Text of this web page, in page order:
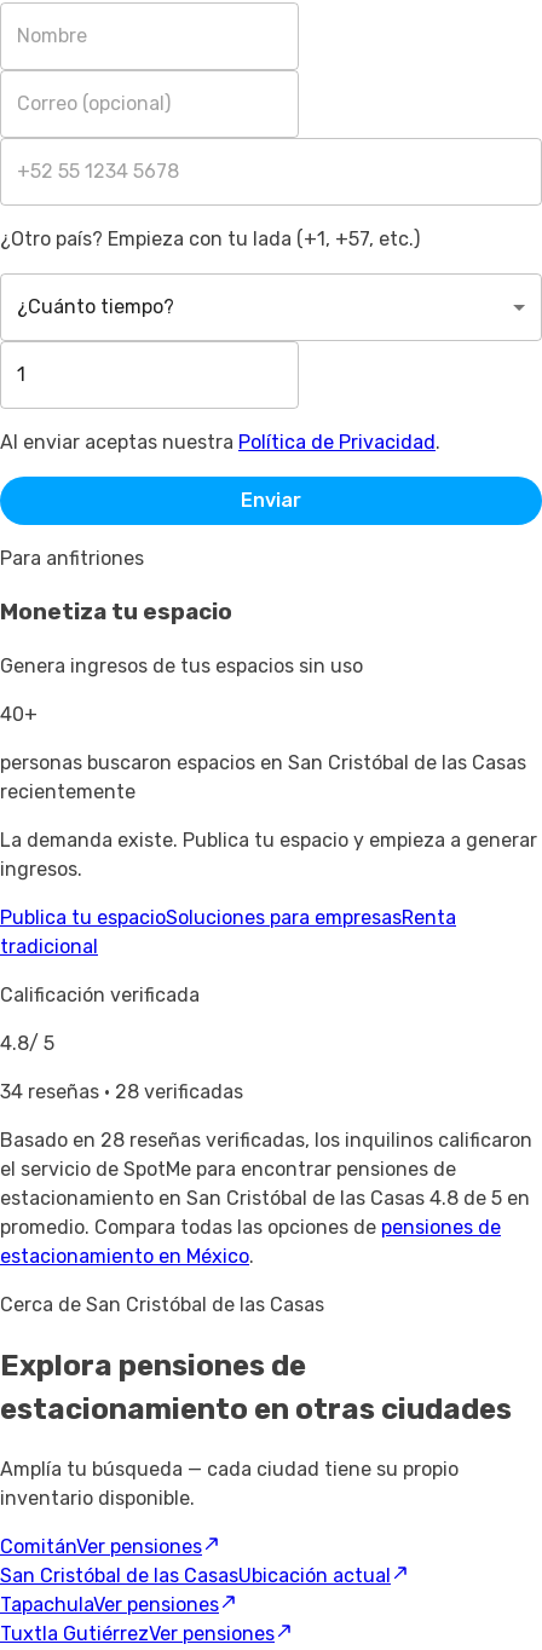
¿Otro país? Empieza con tu lada (+1, +57, etc.)
¿Cuánto tiempo?
Al enviar aceptas nuestra Política de Privacidad.
Enviar
Para anfitriones
Monetiza tu espacio
Genera ingresos de tus espacios sin uso
40+
personas buscaron espacios en San Cristóbal de las Casas
recientemente
La demanda existe. Publica tu espacio y empieza a generar
ingresos.
Publica tu espacioSoluciones para empresasRenta
tradicional
Calificación verificada
4.8/ 5
34 reseñas · 28 verificadas
Basado en 28 reseñas verificadas, los inquilinos calificaron
el servicio de SpotMe para encontrar pensiones de
estacionamiento en San Cristóbal de las Casas 4.8 de 5 en
promedio. Compara todas las opciones de pensiones de
estacionamiento en México.
Cerca de San Cristóbal de las Casas
Explora pensiones de
estacionamiento en otras ciudades
Amplía tu búsqueda — cada ciudad tiene su propio
inventario disponible.
ComitánVer pensiones
San Cristóbal de las CasasUbicación actual
TapachulaVer pensiones
Tuxtla GutiérrezVer pensiones